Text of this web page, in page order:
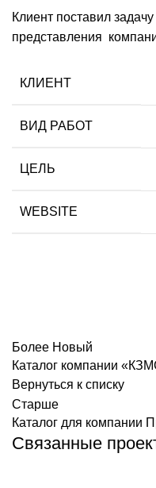
Клиент поставил
представления
КЛИЕНТ
ВИД РАБОТ
ЦЕЛЬ
WEBSITE
Более Новый
Каталог компании
Вернуться к списку
Старше
Каталог для компании
Связанные